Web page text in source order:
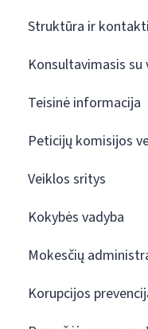
Struktūra ir
Konsultavimasis su
Teisinė informacija
Peticijų komisijos
Veiklos sritys
Kokybės vadyba
Mokesčių
Korupcijos